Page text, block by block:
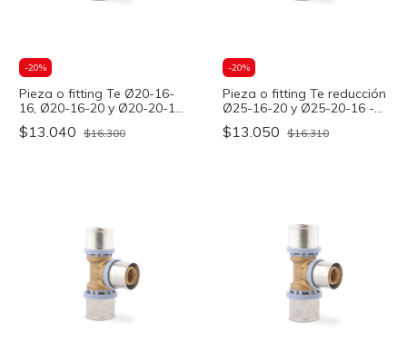
-20%
Pieza o fitting Te Ø20-16-
16, Ø20-16-20 y Ø20-20-16
- OFITT
$13.040 $16.300
-20%
Pieza o fitting Te reducción
Ø25-16-20 y Ø25-20-16 -
OFITT
$13.050 $16.310